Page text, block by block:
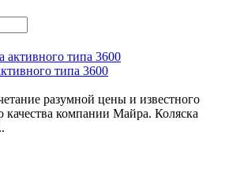
типа 3600
разумной цены и известного
качества компании Майра. Коляска